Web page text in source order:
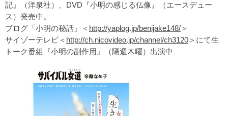
記』（洋泉社）、DVD『小明の感じる仏像』（エースデュー
ス）発売中。
ブログ「小明の秘話」＜ http://yaplog.jp/benijake148/＞
サイゾーテレビ＜ http://ch.nicovideo.jp/channel/ch3120＞にて生
トーク番組『小明の副作用』（隔週木曜）出演中